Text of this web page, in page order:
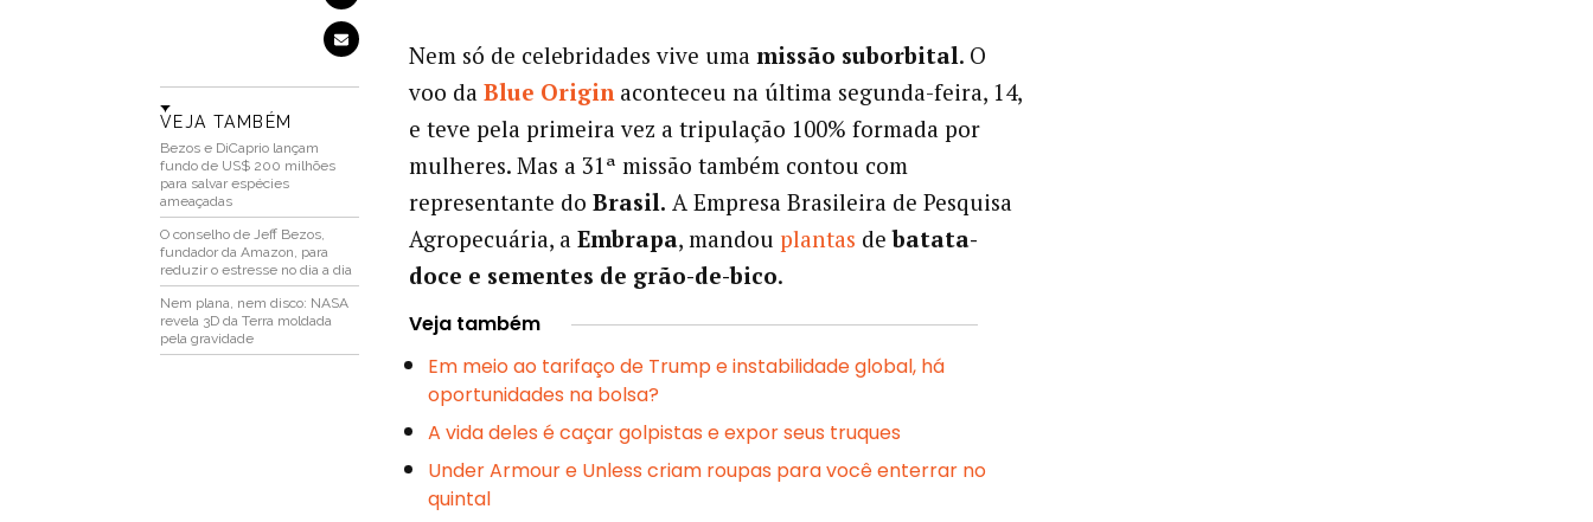
VEJA TAMBÉM
Bezos e DiCaprio lançam
fundo de US$ 200 milhões
para salvar espécies
ameaçadas
O conselho de Jeff Bezos,
fundador da Amazon, para
reduzir o estresse no dia a dia
Nem plana, nem disco: NASA
revela 3D da Terra moldada
pela gravidade
Nem só de celebridades vive uma missão suborbital. O
voo da Blue Originaconteceu na última segunda-feira, 14,
e teve pela primeira vez a tripulação 100% formada por
mulheres. Mas a 31ª missão também contou com
representante do Brasil. A Empresa Brasileira de Pesquisa
Agropecuária, a Embrapa, mandou plantas debatata-
doce e sementes de grão-de-bico.
Veja também
Em meio ao tarifaço de Trump e instabilidade global, há
oportunidades na bolsa?
A vida deles é caçar golpistas e expor seus truques
Under Armour e Unless criam roupas para você enterrar no
quintal